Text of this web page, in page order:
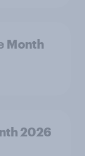
Month
2026